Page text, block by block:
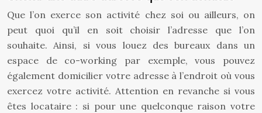
Que l’on exerce son activité chez soi ou ailleurs, on
peut quoi qu’il en soit choisir l’adresse que l’on
souhaite. Ainsi, si vous louez des bureaux dans un
espace de co-working par exemple, vous pouvez
également domicilier votre adresse à l’endroit où vous
exercez votre activité. Attention en revanche si vous
êtes locataire : si pour une quelconque raison votre